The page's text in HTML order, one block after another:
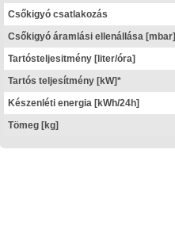
Csőkigyó csatlakozás
Csőkigyó áramlási ellenállása [mbar]
Tartósteljesitmény [liter/óra]
Tartós teljesítmény [kW]*
Készenléti energia [kWh/24h]
Tömeg [kg]